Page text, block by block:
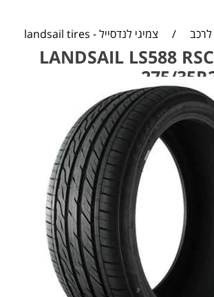
לרכב / צמיגי לנדסייל - landsail tires
LANDSAIL LS588
275/